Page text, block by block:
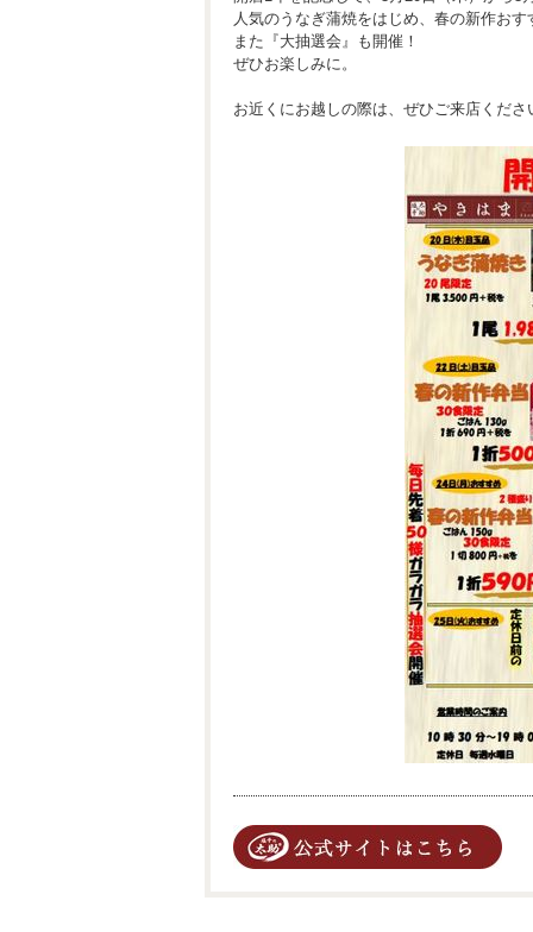
人気のうなぎ蒲焼をはじめ、春の新作おす
また『大抽選会』も開催！
ぜひお楽しみに。
お近くにお越しの際は、ぜひご来店くださ